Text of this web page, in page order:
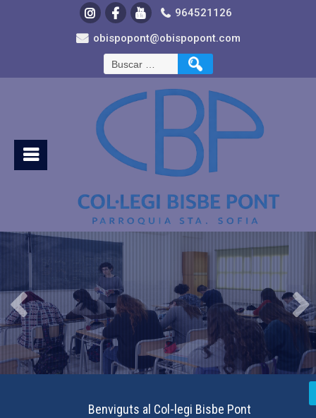
964521126
obispopont@obispopont.com
Benviguts al Col-legi Bisbe Pont